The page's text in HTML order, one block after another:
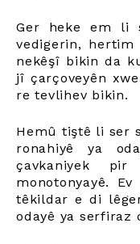
Ger heke em li
vedigerin,
nekêşî bikin da
jî çarçoveyên
re tevlihev bikin.
Hemû tiştê li ser
ronahiyê ya
çavkaniyek
monotonyayê.
têkildar e di
odayê ya serfiraz